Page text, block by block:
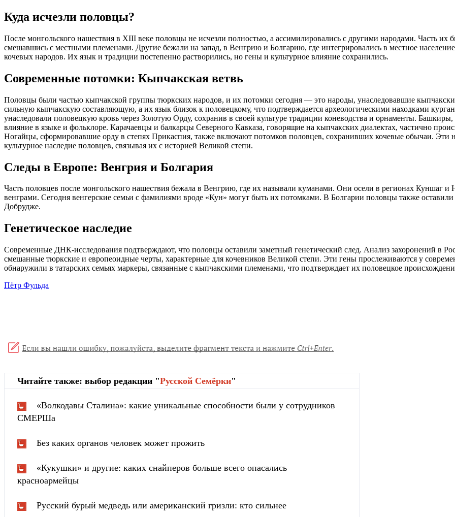
Куда исчезли половцы?
После монгольского нашествия в XIII веке половцы не исчезли полностью, а ассимилировались с другими народами. Часть
смешавшись с местными племенами. Другие бежали на запад, в Венгрию и Болгарию, где интегрировались в местное
кочевых народов. Их язык и традиции постепенно растворились, но гены и культурное влияние сохранились.
Современные потомки: Кыпчакская ветвь
Половцы были частью кыпчакской группы тюркских народов, и их потомки сегодня — это народы, унаследовавшие
сильную кыпчакскую составляющую, а их язык близок к половецкому, что подтверждается археологическими находками
унаследовали половецкую кровь через Золотую Орду, сохранив в своей культуре традиции коневодства и орнаменты.
влияние в языке и фольклоре. Карачаевцы и балкарцы Северного Кавказа, говорящие на кыпчакских диалектах, частично
Ногайцы, сформировавшие орду в степях Прикаспия, также включают потомков половцев, сохранивших кочевые обычаи. Эти
культурное наследие половцев, связывая их с историей Великой степи.
Следы в Европе: Венгрия и Болгария
Часть половцев после монгольского нашествия бежала в Венгрию, где их называли куманами. Они осели в регионах Куншаг
венграми. Сегодня венгерские семьи с фамилиями вроде «Кун» могут быть их потомками. В Болгарии половцы также
Добрудже.
Генетическое наследие
Современные ДНК-исследования подтверждают, что половцы оставили заметный генетический след. Анализ захоронений в
смешанные тюркские и европеоидные черты, характерные для кочевников Великой степи. Эти гены прослеживаются у
обнаружили в татарских семьях маркеры, связанные с кыпчакскими племенами, что подтверждает их половецкое
Пётр Фульда
Читайте также: выбор редакции "Русской Cемёрки"
«Волкодавы Сталина»: какие уникальные способности были у сотрудников
СМЕРШа
Без каких органов человек может прожить
«Кукушки» и другие: каких снайперов больше всего опасались
красноармейцы
Русский бурый медведь или американский гризли: кто сильнее